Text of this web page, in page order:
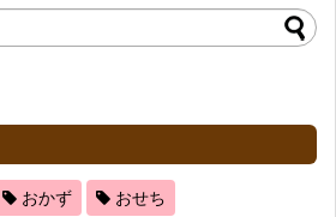
おかず おせち